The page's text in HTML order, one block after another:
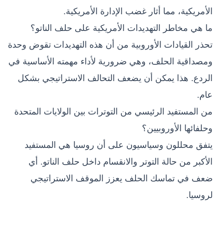
الأمريكية، مما أثار غضب الإدارة الأمريكية.
ما هي مخاطر التهديدات الأمريكية على حلف الناتو؟
تحذر القيادات الأوروبية من أن هذه التهديدات تقوض وحدة
ومصداقية الحلف، وهي ضرورية لأداء مهمته الأساسية في
الردع. هذا يمكن أن يضعف التحالف الاستراتيجي بشكل
عام.
من المستفيد الرئيسي من التوترات بين الولايات المتحدة
وحلفائها الأوروبيين؟
يتفق محللون وسياسيون على أن روسيا هي المستفيد
الأكبر من حالة التوتر والانقسام داخل حلف الناتو. أي
ضعف في تماسك الحلف يعزز الموقف الاستراتيجي
لروسيا.